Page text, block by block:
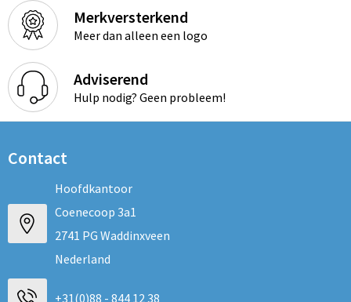
Merkversterkend
Meer dan alleen een logo
Adviserend
Hulp nodig? Geen probleem!
Contact
Hoofdkantoor
Coenecoop 3a1
2741 PG Waddinxveen
Nederland
+31(0)88 - 844 12 38